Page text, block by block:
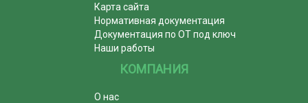
Карта сайта
Нормативная документация
Документация по ОТ под ключ
Наши работы
КОМПАНИЯ
О нас